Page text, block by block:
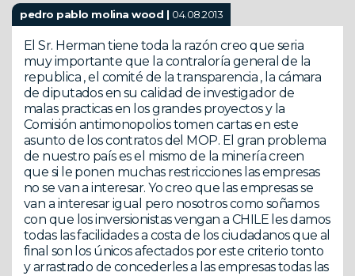
pedro pablo molina wood | 04.08.2013
El Sr. Herman tiene toda la razón creo que seria
muy importante que la contraloría general de la
republica , el comité de la transparencia , la cámara
de diputados en su calidad de investigador de
malas practicas en los grandes proyectos y la
Comisión antimonopolios tomen cartas en este
asunto de los contratos del MOP. El gran problema
de nuestro país es el mismo de la minería creen
que si le ponen muchas restricciones las empresas
no se van a interesar. Yo creo que las empresas se
van a interesar igual pero nosotros como soñamos
con que los inversionistas vengan a CHILE les damos
todas las facilidades a costa de los ciudadanos que al
final son los únicos afectados por este criterio tonto
y arrastrado de concederles a las empresas todas las